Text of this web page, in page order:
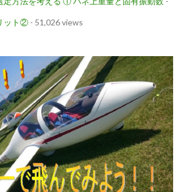
ット② - 51,026 views